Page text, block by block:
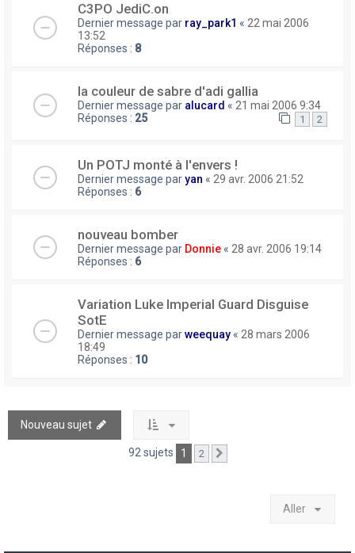
C3PO JediC.on
Dernier message par ray_park1 « 22 mai 2006
13:52
Réponses : 8
la couleur de sabre d'adi gallia
Dernier message par alucard « 21 mai 2006 9:34
Réponses : 25 1 2
Un POTJ monté à l'envers !
Dernier message paryan « 29 avr. 2006 21:52
Réponses : 6
nouveau bomber
Dernier message par Donnie « 28 avr. 2006 19:14
Réponses : 6
Variation Luke Imperial Guard Disguise
SotE
Dernier message parweequay « 28 mars 2006
18:49
Réponses : 10
Nouveau sujet
92 sujets 1 2
Aller